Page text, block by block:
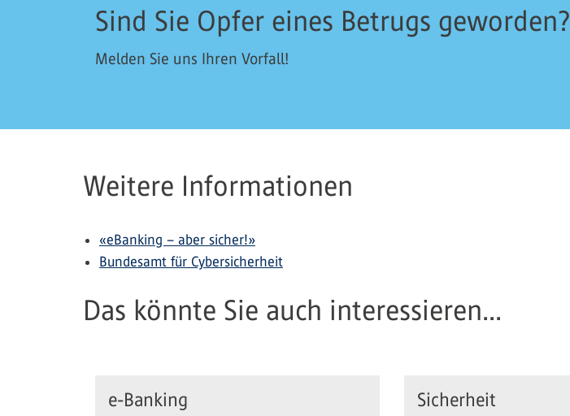
Sind Sie Opfer eines Betrugs geworden?
Melden Sie uns Ihren Vorfall!
Weitere Informationen
«eBanking – aber sicher!»
Bundesamt für Cybersicherheit
Das könnte Sie auch interessieren...
e-Banking Sicherheit